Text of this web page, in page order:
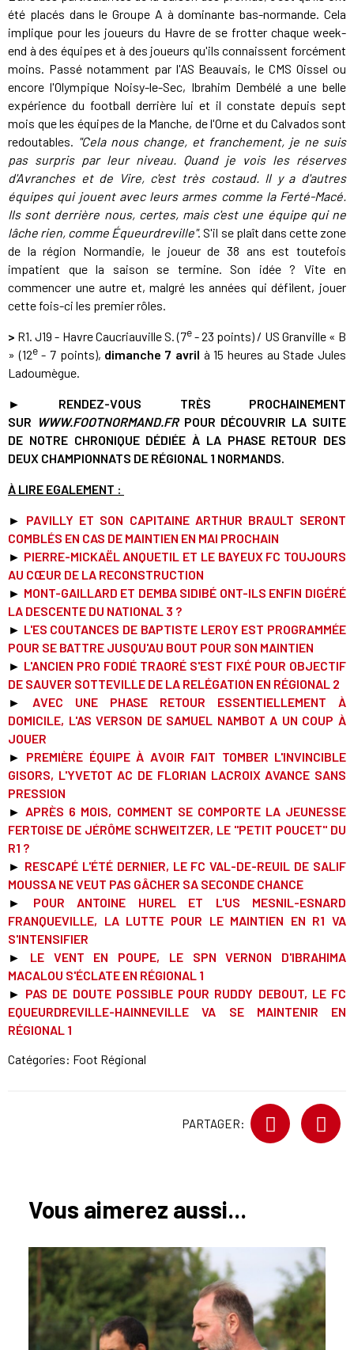
été placés dans le Groupe A à dominante bas-normande. Cela
implique pour les joueurs du Havre de se frotter chaque week-
end à des équipes et à des joueurs qu'ils connaissent forcément
moins. Passé notamment par l'AS Beauvais, le CMS Oissel ou
encore l'Olympique Noisy-le-Sec, Ibrahim Dembélé a une belle
expérience du football derrière lui et il constate depuis sept
mois que les équipes de la Manche, de l'Orne et du Calvados sont
redoutables. "Cela nous change, et franchement, je ne suis
pas surpris par leur niveau. Quand je vois les réserves
d'Avranches et de Vire, c'est très costaud. Il y a d'autres
équipes qui jouent avec leurs armes comme la Ferté-Macé.
Ils sont derrière nous, certes, mais c'est une équipe qui ne
lâche rien, comme Équeurdreville". S'il se plaît dans cette zone
de la région Normandie, le joueur de 38 ans est toutefois
impatient que la saison se termine. Son idée ? Vite en
commencer une autre et, malgré les années qui défilent, jouer
cette fois-ci les premier rôles.
> R1. J19 - Havre Caucriauville S. (7e- 23 points) / US Granville « B
» (12e- 7 points), dimanche 7 avril à 15 heures au Stade Jules
Ladoumègue.
► RENDEZ-VOUS TRÈS PROCHAINEMENT
SUR WWW.FOOTNORMAND.FRPOUR DÉCOUVRIR LA SUITE
DE NOTRE CHRONIQUE DÉDIÉE À LA PHASE RETOUR DES
DEUX CHAMPIONNATS DE RÉGIONAL 1 NORMANDS.
À LIRE EGALEMENT :
► PAVILLY ET SON CAPITAINE ARTHUR BRAULT SERONT
COMBLÉS EN CAS DE MAINTIEN EN MAI PROCHAIN
► PIERRE-MICKAËL ANQUETIL ET LE BAYEUX FC TOUJOURS
AU CŒUR DE LA RECONSTRUCTION
► MONT-GAILLARD ET DEMBA SIDIBÉ ONT-ILS ENFIN DIGÉRÉ
LA DESCENTE DU NATIONAL 3 ?
► L'ES COUTANCES DE BAPTISTE LEROY EST PROGRAMMÉE
POUR SE BATTRE JUSQU'AU BOUT POUR SON MAINTIEN
► L'ANCIEN PRO FODIÉ TRAORÉ S'EST FIXÉ POUR OBJECTIF
DE SAUVER SOTTEVILLE DE LA RELÉGATION EN RÉGIONAL 2
►
AVEC UNE PHASE RETOUR ESSENTIELLEMENT À
DOMICILE, L'AS VERSON DE SAMUEL NAMBOT A UN COUP À
JOUER
► PREMIÈRE ÉQUIPE À AVOIR FAIT TOMBER L'INVINCIBLE
GISORS, L'YVETOT AC DE FLORIAN LACROIX AVANCE SANS
PRESSION
► APRÈS 6 MOIS, COMMENT SE COMPORTE LA JEUNESSE
FERTOISE DE JÉRÔME SCHWEITZER, LE "PETIT POUCET" DU
R1 ?
► RESCAPÉ L'ÉTÉ DERNIER, LE FC VAL-DE-REUIL DE SALIF
MOUSSA NE VEUT PAS GÂCHER SA SECONDE CHANCE
►
POUR ANTOINE HUREL ET L'US MESNIL-ESNARD
FRANQUEVILLE, LA LUTTE POUR LE MAINTIEN EN R1 VA
S'INTENSIFIER
►
LE VENT EN POUPE, LE SPN VERNON D'IBRAHIMA
MACALOU S'ÉCLATE EN RÉGIONAL 1
► PAS DE DOUTE POSSIBLE POUR RUDDY DEBOUT, LE FC
EQUEURDREVILLE-HAINNEVILLE VA SE MAINTENIR EN
RÉGIONAL 1
Catégories: Foot Régional
PARTAGER:
Vous aimerez aussi...